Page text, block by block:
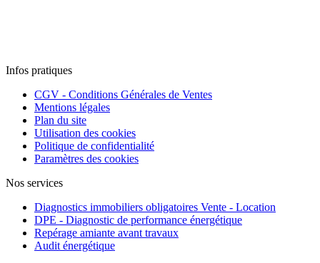
Infos pratiques
CGV - Conditions Générales de Ventes
Mentions légales
Plan du site
Utilisation des cookies
Politique de confidentialité
Paramètres des cookies
Nos services
Diagnostics immobiliers obligatoires Vente - Location
DPE - Diagnostic de performance énergétique
Repérage amiante avant travaux
Audit énergétique